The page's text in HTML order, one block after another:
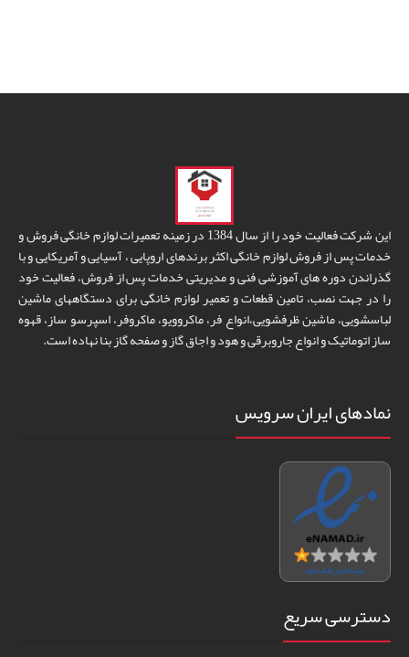
این شرکت فعالیت خود را از سال 1384 در زمینه تعمیرات لوازم خانگی فروش و
خدمات پس از فروش لوازم خانگی اکثر برندهای اروپایی ، آسیایی و آمریکایی و با
گذراندن دوره های آموزشی فنی و مدیریتی خدمات پس از فروش، فعالیت خود
را در جهت نصب، تامین قطعات و تعمیر لوازم خانگی برای دستگاههای ماشین
لباسشویی، ماشین ظرفشویی،انواع فر، ماکروویو، ماکروفر، اسپرسو ساز، قهوه
ساز اتوماتیک و انواع جاروبرقی و هود و اجاق گاز و صفحه گاز بنا نهاده است.
نمادهای ایران سرویس
دسترسی سریع